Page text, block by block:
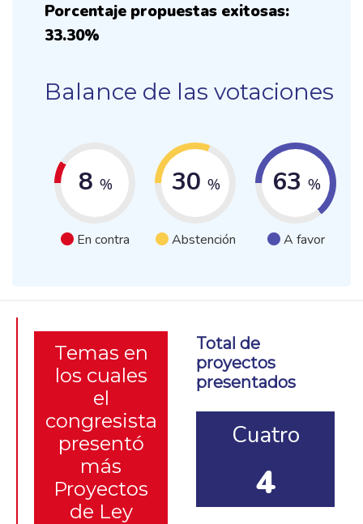
Porcentaje propuestas exitosas:
33.30%
Balance de las votaciones
8 %
En contra
30 %
Abstención
63 %
A favor
Temas en
los cuales
el
congresista
presentó
más
Proyectos
de Ley
Total de
proyectos
presentados
Cuatro
4